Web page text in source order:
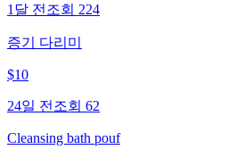
1달 전 조회 224
증기 다리미
$10
24일 전 조회 62
Cleansing bath pouf